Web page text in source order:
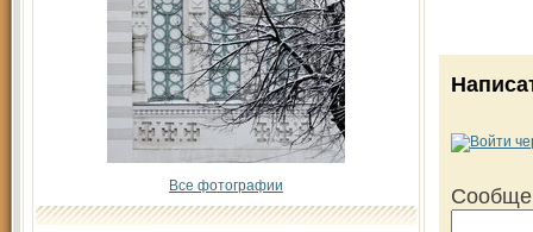
Все фотографии